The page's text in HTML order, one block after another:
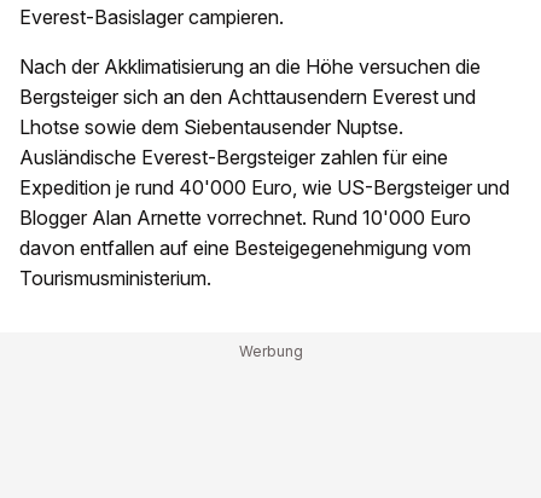
Everest-Basislager campieren.
Nach der Akklimatisierung an die Höhe versuchen die
Bergsteiger sich an den Achttausendern Everest und
Lhotse sowie dem Siebentausender Nuptse.
Ausländische Everest-Bergsteiger zahlen für eine
Expedition je rund 40'000 Euro, wie US-Bergsteiger und
Blogger Alan Arnette vorrechnet. Rund 10'000 Euro
davon entfallen auf eine Besteigegenehmigung vom
Tourismusministerium.